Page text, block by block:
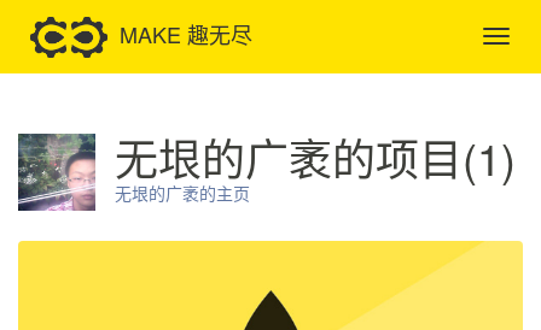
MAKE 趣无尽
无垠的广袤的项目(1)
无垠的广袤的主页